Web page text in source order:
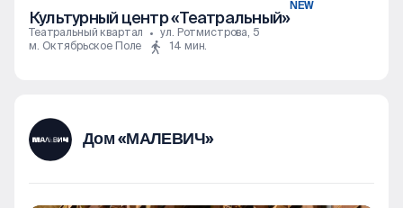
Культурный центр «Театральный»
NEW
Театральный квартал
ул. Ротмистрова, 5
м. Октябрьское Поле
14 мин.
Дом «МАЛЕВИЧ»